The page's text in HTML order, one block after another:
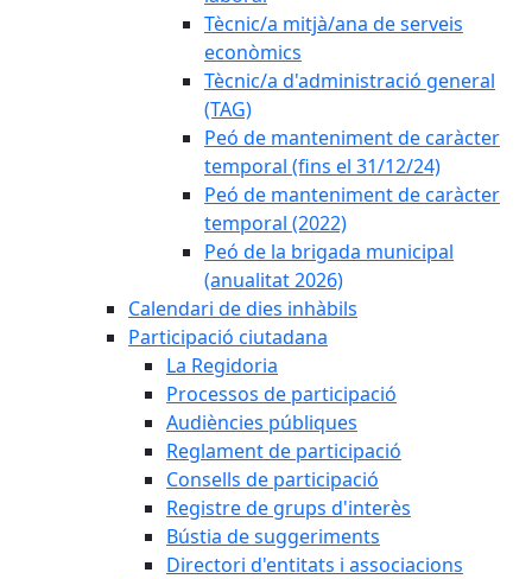
Tècnic/a mitjà/ana de serveis
econòmics
Tècnic/a d'administració general
(TAG)
Peó de manteniment de caràcter
temporal (fins el 31/12/24)
Peó de manteniment de caràcter
temporal (2022)
Peó de la brigada municipal
(anualitat 2026)
Calendari de dies inhàbils
Participació ciutadana
La Regidoria
Processos de participació
Audiències públiques
Reglament de participació
Consells de participació
Registre de grups d'interès
Bústia de suggeriments
Directori d'entitats i associacions